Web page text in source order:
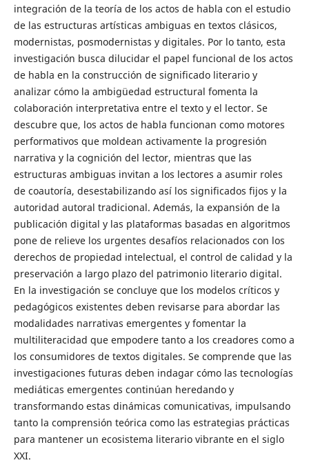
integración de la teoría de los actos de habla con el estudio
de las estructuras artísticas ambiguas en textos clásicos,
modernistas, posmodernistas y digitales. Por lo tanto, esta
investigación busca dilucidar el papel funcional de los actos
de habla en la construcción de significado literario y
analizar cómo la ambigüedad estructural fomenta la
colaboración interpretativa entre el texto y el lector. Se
descubre que, los actos de habla funcionan como motores
performativos que moldean activamente la progresión
narrativa y la cognición del lector, mientras que las
estructuras ambiguas invitan a los lectores a asumir roles
de coautoría, desestabilizando así los significados fijos y la
autoridad autoral tradicional. Además, la expansión de la
publicación digital y las plataformas basadas en algoritmos
pone de relieve los urgentes desafíos relacionados con los
derechos de propiedad intelectual, el control de calidad y la
preservación a largo plazo del patrimonio literario digital.
En la investigación se concluye que los modelos críticos y
pedagógicos existentes deben revisarse para abordar las
modalidades narrativas emergentes y fomentar la
multiliteracidad que empodere tanto a los creadores como a
los consumidores de textos digitales. Se comprende que las
investigaciones futuras deben indagar cómo las tecnologías
mediáticas emergentes continúan heredando y
transformando estas dinámicas comunicativas, impulsando
tanto la comprensión teórica como las estrategias prácticas
para mantener un ecosistema literario vibrante en el siglo
XXI.